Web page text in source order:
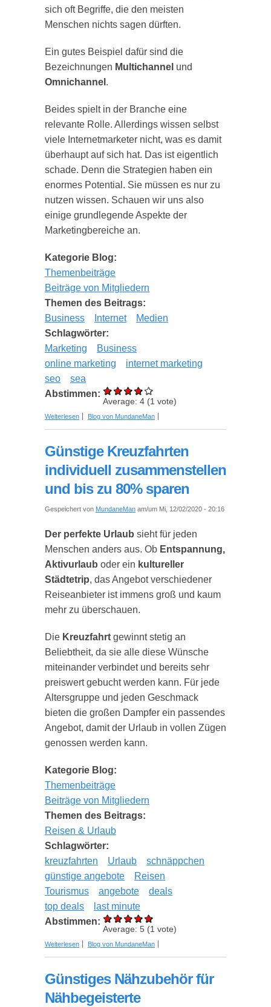
sich oft Begriffe, die den meisten
Menschen nichts sagen dürften.
Ein gutes Beispiel dafür sind die
Bezeichnungen Multichannel und
Omnichannel .
Beides spielt in der Branche eine
relevante Rolle. Allerdings wissen selbst
viele Internetmarketer nicht, was es damit
überhaupt auf sich hat. Das ist eigentlich
schade. Denn die Strategien haben ein
enormes Potential. Sie müssen es nur zu
nutzen wissen. Schauen wir uns also
einige grundlegende Aspekte der
Marketingbereiche an.
Kategorie Blog:
Themenbeiträge
Beiträge von Mitgliedern
Themen des Beitrags:
Business
Internet
Medien
Schlagwörter:
Marketing
Business
online marketing
internet marketing
seo
sea
Abstimmen:
Average: 4 (1 vote)
Weiterlesen über Multichannel-Marketing vs. Omnichannel-
Blog von MundaneMan
Günstige Kreuzfahrten
individuell zusammenstellen
und bis zu 80% sparen
Gespeichert von MundaneMan am/um Mi, 12/02/2020 - 20:16
Der perfekte Urlaub sieht für jeden
Menschen anders aus. Ob Entspannung,
Aktivurlaub oder ein kultureller
Städtetrip, das Angebot verschiedener
Reiseanbieter ist immens groß und kaum
mehr zu überschauen.
Die Kreuzfahrt gewinnt stetig an
Beliebtheit, da sie alle diese Wünsche
miteinander verbindet und bereits sehr
preiswert gebucht werden kann. Für jede
Altersgruppe und jeden Geschmack
bieten die großen Dampfer ein passendes
Angebot, damit der Urlaub in vollen Zügen
genossen werden kann.
Kategorie Blog:
Themenbeiträge
Beiträge von Mitgliedern
Themen des Beitrags:
Reisen & Urlaub
Schlagwörter:
kreuzfahrten
Urlaub
schnäppchen
günstige angebote
Reisen
Tourismus
angebote
deals
top deals
last minute
Abstimmen:
Average: 5 (1 vote)
Weiterlesen über Günstige Kreuzfahrten individuell
Blog von MundaneMan
Günstiges Nähzubehör für
Nähbegeisterte